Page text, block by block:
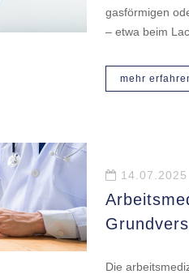
gasförmigen
– etwa beim
mehr
14.07.2025
Die